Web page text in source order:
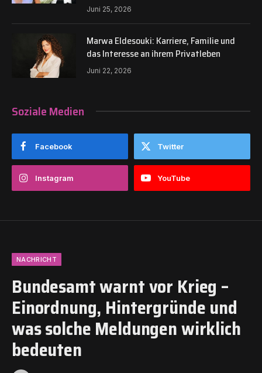
Juni 25, 2026
Marwa Eldesouki: Karriere, Familie und
das Interesse an ihrem Privatleben
Juni 22, 2026
Soziale Medien
Facebook Twitter
Instagram YouTube
NACHRICHT
Bundesamt warnt vor Krieg –
Einordnung, Hintergründe und
was solche Meldungen wirklich
bedeuten